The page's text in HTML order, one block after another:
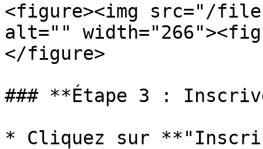
<figure><img src="/
alt=""
</figure>
### **Étape 3 :
* Cliquez sur